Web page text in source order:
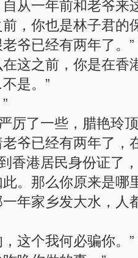
自从一年前和老爷来
，你也是林子君的
爷已经有两年了。”
这之前，你是在香
是。”
厉了一些，腊艳玲
老爷已经有两年了
香港居民身份证了
。那么你原来是哪
年家乡发大水，人
这个我何必骗你。”